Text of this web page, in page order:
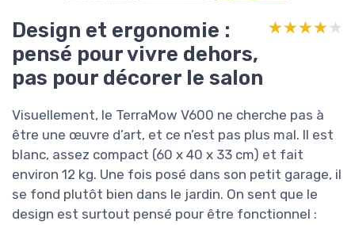
Design et ergonomie :
pensé pour vivre dehors,
pas pour décorer le salon
★★★★★
★★★★★
Visuellement, le TerraMow V600 ne cherche pas à
être une œuvre d’art, et ce n’est pas plus mal. Il est
blanc, assez compact (60 x 40 x 33 cm) et fait
environ 12 kg. Une fois posé dans son petit garage, il
se fond plutôt bien dans le jardin. On sent que le
design est surtout pensé pour être fonctionnel :